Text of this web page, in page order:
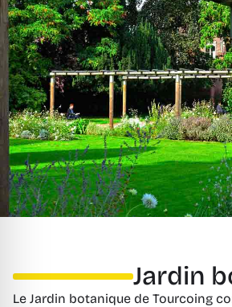
Jardin
Le Jardin botanique de Tourcoing